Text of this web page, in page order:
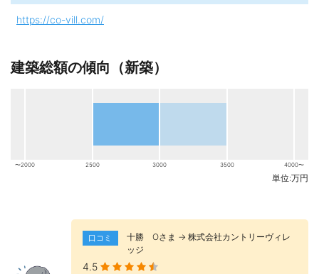
https://co-vill.com/
建築総額の傾向（新築）
〜2000 2500 3000 3500 4000〜
単位:万円
口コミ
十勝 Оさま → 株式会社カントリーヴィレ
ッジ
4.5